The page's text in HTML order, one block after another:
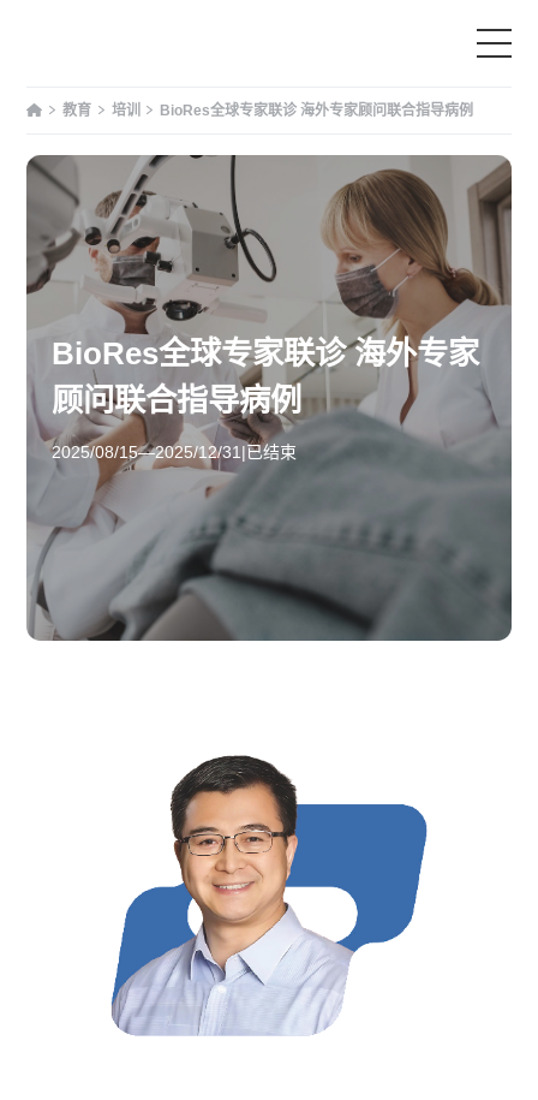
首页
产品中心
为什么选择我们
服务与支持
教育
文章资讯
联系我们
CN EN
教育 培训 BioRes全球专家联诊 海外专家顾问联合指导病例
BioRes全球专家联诊 海外专家
顾问联合指导病例
2025/08/15—2025/12/31 |已结束